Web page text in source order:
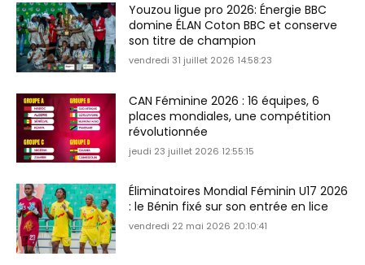
Youzou ligue pro 2026: Énergie BBC
domine ÉLAN Coton BBC et conserve
son titre de champion
vendredi 31 juillet 2026 14:58:23
CAN Féminine 2026 : 16 équipes, 6
places mondiales, une compétition
révolutionnée
jeudi 23 juillet 2026 12:55:15
Éliminatoires Mondial Féminin U17 2026
: le Bénin fixé sur son entrée en lice
vendredi 22 mai 2026 20:10:41